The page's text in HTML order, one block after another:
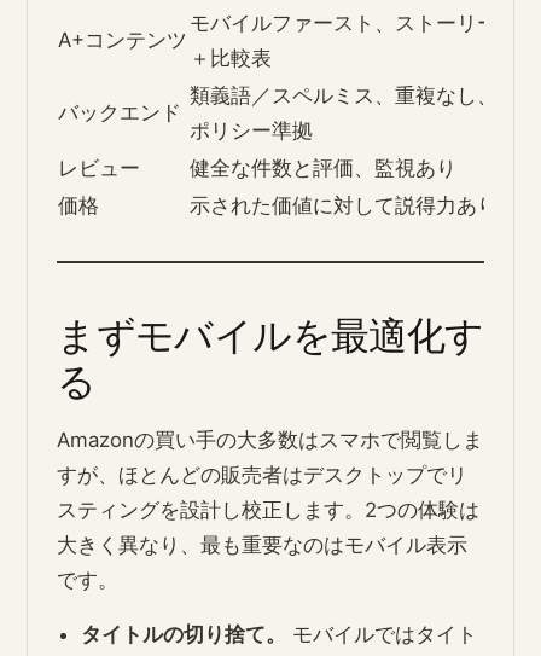
A+コンテンツ
モバイルファースト、ストーリー
＋比較表
バックエンド
類義語／スペルミス、重複なし、
ポリシー準拠
レビュー
健全な件数と評価、監視あり
価格
示された価値に対して説得力あり
まずモバイルを最適化す
る
Amazonの買い手の大多数はスマホで閲覧しま
すが、ほとんどの販売者はデスクトップでリ
スティングを設計し校正します。2つの体験は
大きく異なり、最も重要なのはモバイル表示
です。
タイトルの切り捨て。
モバイルではタイト